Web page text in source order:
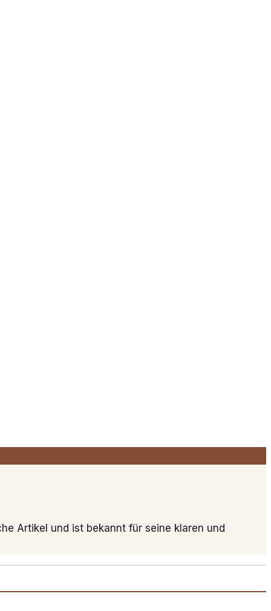
Artikel und ist bekannt für seine klaren und